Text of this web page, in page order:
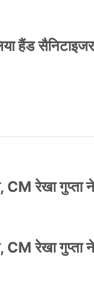
हैंड
CM रेखा
CM रेखा